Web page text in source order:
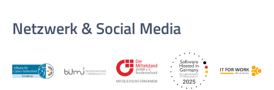
Netzwerk & Social Media